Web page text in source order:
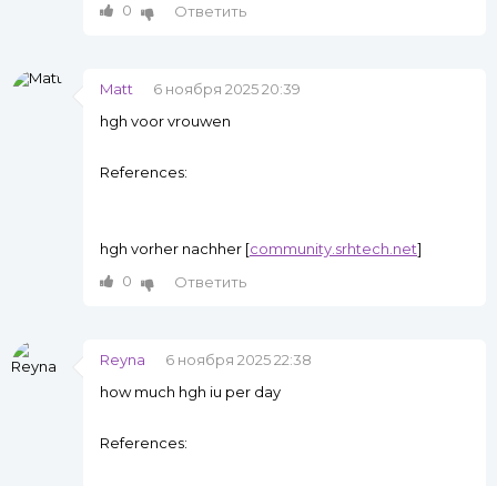
0
Ответить
Matt
6 ноября 2025 20:39
hgh voor vrouwen
References:
hgh vorher nachher [community.srhtech.net]
0
Ответить
Reyna
6 ноября 2025 22:38
how much hgh iu per day
References: